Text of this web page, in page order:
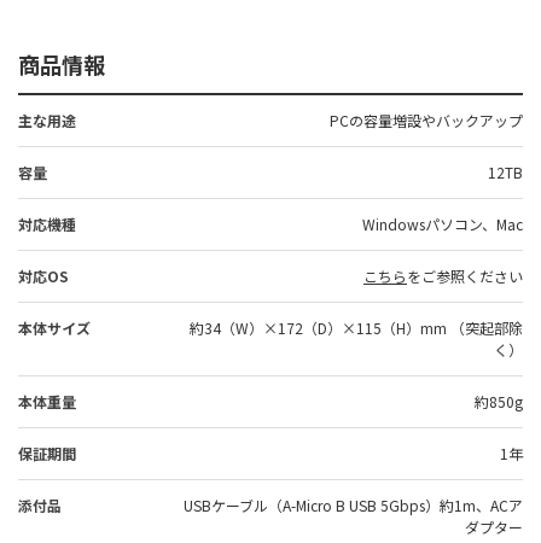
商品情報
主な用途 PCの容量増設やバックアップ
容量 12TB
対応機種 Windowsパソコン、Mac
対応OS こちらをご参照ください
本体サイズ
約34（W）×172（D）×115（H）mm （突起部除
く）
本体重量 約850g
保証期間 1年
添付品
USBケーブル（A-Micro B USB 5Gbps）約1m、ACア
ダプター